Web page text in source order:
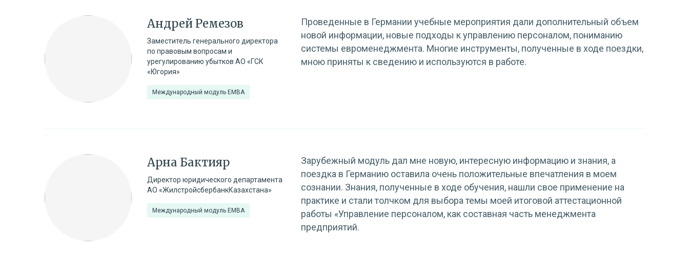
Андрей Ремезов
Заместитель генерального директора
по правовым вопросам и
урегулированию убытков АО «ГСК
«Югория»
Международный модуль EMBA
Проведенные в Германии учебные мероприятия дали дополнительный объем
новой информации, новые подходы к управлению персоналом, пониманию
системы евроменеджмента. Многие инструменты, полученные в ходе поездки,
мною приняты к сведению и используются в работе.
Арна Бактияр
Директор юридического департамента
АО «ЖилстройсбербанкКазахстана»
Международный модуль EMBA
Зарубежный модуль дал мне новую, интересную информацию и знания, а
поездка в Германию оставила очень положительные впечатления в моем
сознании. Знания, полученные в ходе обучения, нашли свое применение на
практике и стали толчком для выбора темы моей итоговой аттестационной
работы «Управление персоналом, как составная часть менеджмента
предприятий.